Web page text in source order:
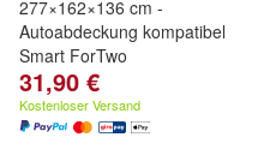
277×162×136 cm -
Autoabdeckung kompatibel
Smart ForTwo
31,90 €
Kostenloser Versand